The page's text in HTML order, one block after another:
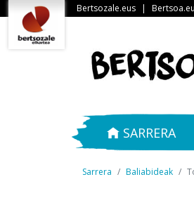
Bertsozale.eus |
SARRERA
Sarrera Baliabideak